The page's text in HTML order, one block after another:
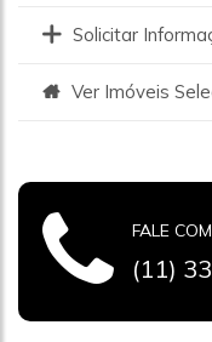
Solicitar
Ver Imóveis
FALE
(11)